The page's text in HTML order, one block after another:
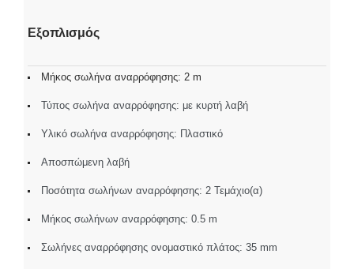
Εξοπλισμός
Μήκος σωλήνα αναρρόφησης: 2 m
Τύπος σωλήνα αναρρόφησης: με κυρτή λαβή
Υλικό σωλήνα αναρρόφησης: Πλαστικό
Αποσπώμενη λαβή
Ποσότητα σωλήνων αναρρόφησης: 2 Τεμάχιο(α)
Μήκος σωλήνων αναρρόφησης: 0.5 m
Σωλήνες αναρρόφησης ονομαστικό πλάτος: 35 mm